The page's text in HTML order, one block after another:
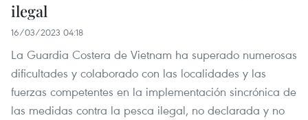
ilegal
16/03/2023 04:18
La Guardia Costera de Vietnam ha superado numerosas
dificultades y colaborado con las localidades y las
fuerzas competentes en la implementación sincrónica de
las medidas contra la pesca ilegal, no declarada y no